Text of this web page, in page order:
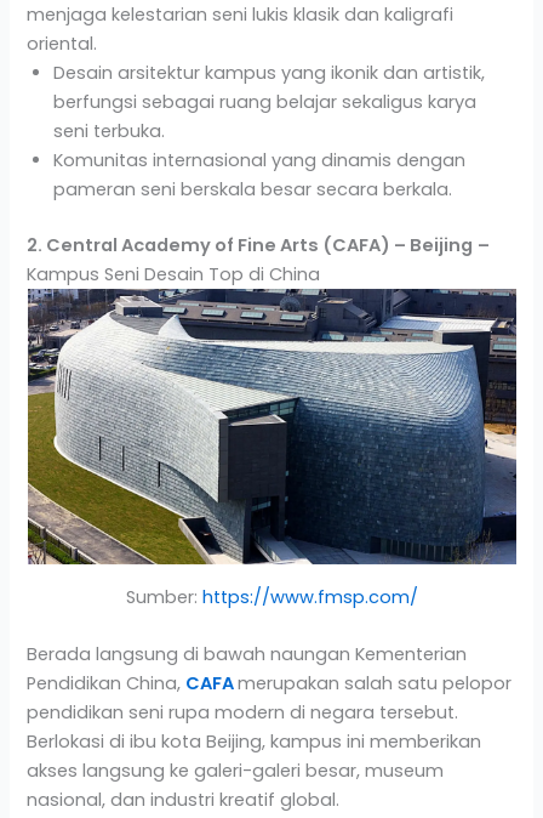
menjaga kelestarian seni lukis klasik dan kaligrafi
oriental.
Desain arsitektur kampus yang ikonik dan artistik,
berfungsi sebagai ruang belajar sekaligus karya
seni terbuka.
Komunitas internasional yang dinamis dengan
pameran seni berskala besar secara berkala.
2. Central Academy of Fine Arts (CAFA) – Beijing –
Kampus Seni Desain Top di China
Sumber: https://www.fmsp.com/
Berada langsung di bawah naungan Kementerian
Pendidikan China, CAFAmerupakan salah satu pelopor
pendidikan seni rupa modern di negara tersebut.
Berlokasi di ibu kota Beijing, kampus ini memberikan
akses langsung ke galeri-galeri besar, museum
nasional, dan industri kreatif global.